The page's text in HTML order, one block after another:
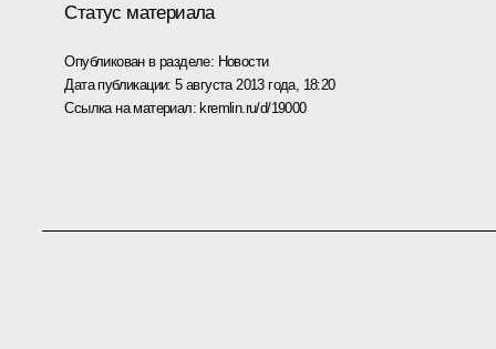
Статус материала
Опубликован в разделе: Новости
Дата публикации:5 августа 2013 года, 18:20
Ссылка на материал: kremlin.ru/d/19000